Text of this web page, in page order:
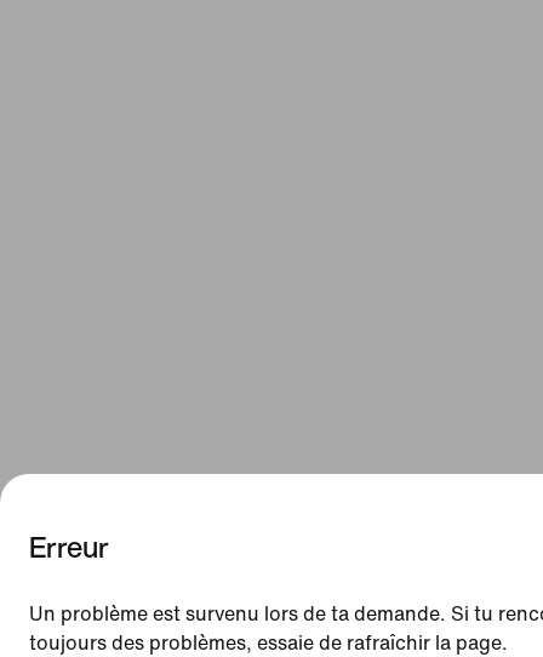
We think you are in United States.
Suisse United States
Erreur
Un problème est survenu lors de ta demande. Si tu
toujours des problèmes, essaie de rafraîchir la page.